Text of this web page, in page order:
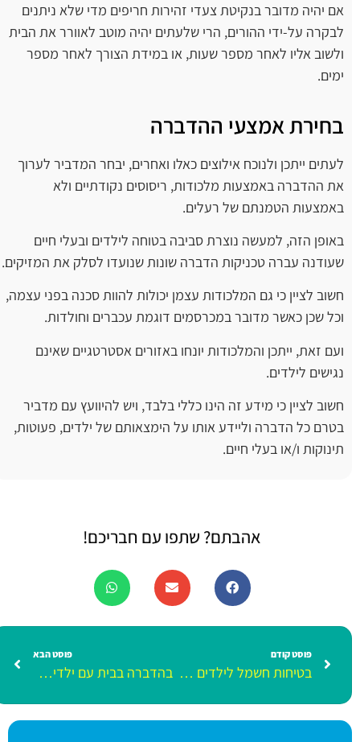
אם יהיה מדובר בנקיטת צעדי זהירות חריפים מדי שלא ניתנים
לבקרה על-ידי ההורים, הרי שלעתים יהיה מוטב לאוורר את הבית
ולשוב אליו לאחר מספר שעות, או במידת הצורך לאחר מספר
ימים.
בחירת אמצעי ההדברה
לעתים ייתכן ולנוכח אילוצים כאלו ואחרים, יבחר המדביר לערוך
את ההדברה באמצעות מלכודות, ריסוסים נקודתיים ולא
באמצעות הטמנתם של רעלים.
באופן הזה, למעשה נוצרת סביבה בטוחה לילדים ובעלי חיים
שעודנה עברה טכניקות הדברה שונות שנועדו לסלק את המזיקים.
חשוב לציין כי גם המלכודות עצמן יכולות להוות סכנה בפני עצמה,
וכל שכן כאשר מדובר במכרסמים דוגמת עכברים וחולדות.
ועם זאת, ייתכן והמלכודות יונחו באזורים אסטרטגיים שאינם
נגישים לילדים.
חשוב לציין כי מידע זה הינו כללי בלבד, ויש להיוועץ עם מדביר
בטרם כל הדברה וליידע אותו על הימצאותם של ילדים, פעוטות,
תינוקות ו/או בעלי חיים.
אהבתם? שתפו עם חבריכם!
פוסט קודם
בטיחות חשמל לילדים – הטיפים של החשמל והזרם
פוסט הבא
בהדברה בבית עם ילדים אין משחקים